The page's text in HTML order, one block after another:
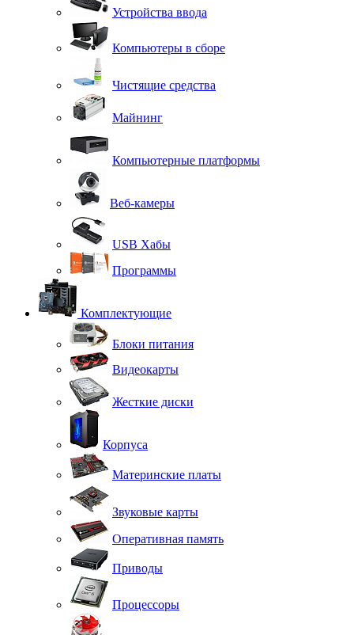
Устройства ввода
Компьютеры в сборе
Чистящие средства
Майнинг
Компьютерные платформы
Веб-камеры
USB Хабы
Программы
Комплектующие
Блоки питания
Видеокарты
Жесткие диски
Корпуса
Материнские платы
Звуковые карты
Оперативная память
Приводы
Процессоры